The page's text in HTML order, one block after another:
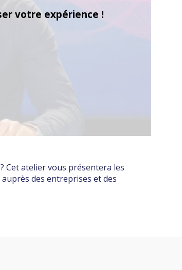
votre expérience !​
Cet atelier vous présentera les
des entreprises et des